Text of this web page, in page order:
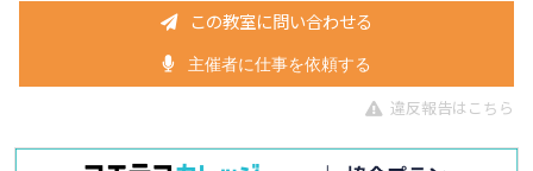
この教室に問い合わせる
主催者に仕事を依頼する
違反報告はこちら